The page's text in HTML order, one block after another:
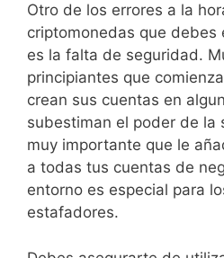
Otro de los errores a la
criptomonedas que debes
es la falta de seguridad.
principiantes que
crean sus cuentas en
subestiman el poder de la
muy importante que le
a todas tus cuentas de
entorno es especial para
estafadores.